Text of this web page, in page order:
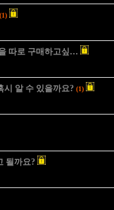
(1)
따로 구매하고싶…
시 알 수 있을까요? (1)
될까요?